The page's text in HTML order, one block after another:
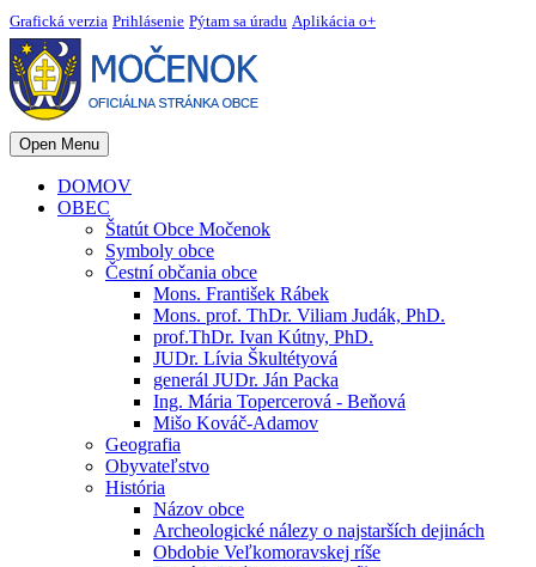
Grafická verzia Prihlásenie Pýtam sa úradu Aplikácia o+
Open Menu
DOMOV
OBEC
Štatút Obce Močenok
Symboly obce
Čestní občania obce
Mons. František Rábek
Mons. prof. ThDr. Viliam Judák, PhD.
prof.ThDr. Ivan Kútny, PhD.
JUDr. Lívia Škultétyová
generál JUDr. Ján Packa
Ing. Mária Topercerová - Beňová
Mišo Kováč-Adamov
Geografia
Obyvateľstvo
História
Názov obce
Archeologické nálezy o najstarších dejinách
Obdobie Veľkomoravskej ríše